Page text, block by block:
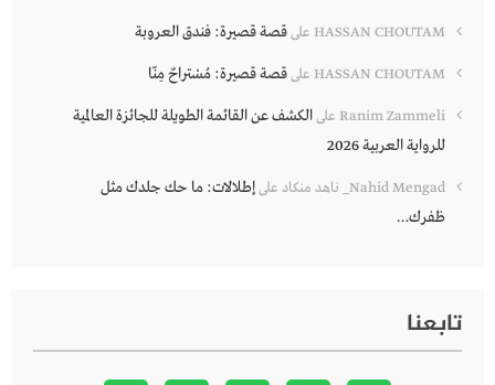
HASSAN CHOUTAM علىقصة قصيرة: فندق العروبة
HASSAN CHOUTAM علىقصة قصيرة: مُسْتراحٌ مِنّا
Ranim Zammeli علىالكشف عن القائمة الطويلة للجائزة العالمية
للرواية العربية 2026
Nahid Mengad_ ناهد منكاد علىإطلالات: ما حك جلدك مثل
ظفرك…
تابعنا